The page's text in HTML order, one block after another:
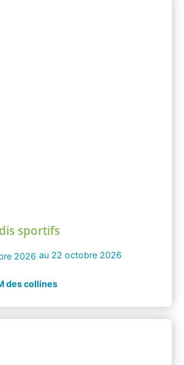
sportifs
2026 au 22 octobre 2026
des collines